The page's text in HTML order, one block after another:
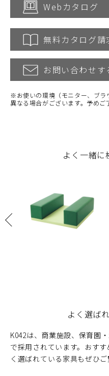
よく一緒に
よく選ば
K042は、商業施設、保育園
で採用されています。おす
く選ばれている家具もぜひご
Webカタログ
無料カタログ請
お問い合わせす
※お使いの環境（モニター、ブラ
異なる場合がございます。予めご